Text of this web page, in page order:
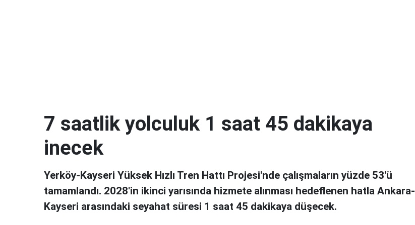
7 saatlik yolculuk 1 saat 45 dakikaya
inecek
Yerköy-Kayseri Yüksek Hızlı Tren Hattı Projesi'nde çalışmaların yüzde 53'ü
tamamlandı. 2028'in ikinci yarısında hizmete alınması hedeflenen hatla Ankara-
Kayseri arasındaki seyahat süresi 1 saat 45 dakikaya düşecek.